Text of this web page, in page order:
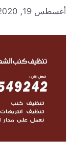
أغسطس 19, 2020